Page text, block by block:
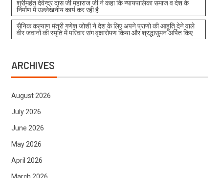
श्रीमहंत देवेन्द्र दास जी महाराज जी ने कहा कि न्यायपालिका समाज व देश के
निर्माण में उल्लेखनीय कार्य कर रही है
सैनिक कल्याण मंत्री गणेश जोशी ने देश के लिए अपने प्राणो की आहूति देने वाले
वीर जवानों की स्मृति में परिवार संग वृक्षारोपण किया और श्रद्धासुमन अर्पित किए
ARCHIVES
August 2026
July 2026
June 2026
May 2026
April 2026